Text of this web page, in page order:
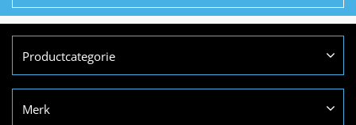
Productcategorie
Merk